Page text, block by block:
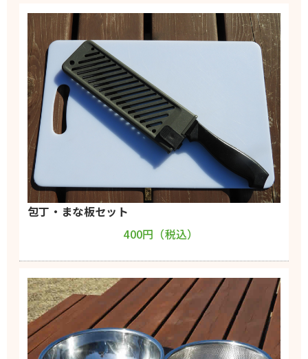
包丁・まな板セット
400円（税込）